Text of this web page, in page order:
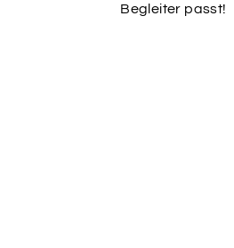
Begleiter passt!